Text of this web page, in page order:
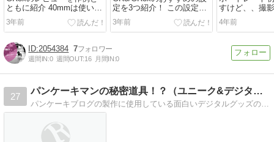
ともに紹介 40mmは使いに
くいシーンも多い
3年前
定を3つ紹介！ この設定こ
そGRの要！
3年前
すけど、、撮
みたい
4年前
2054384 7
週間IN:0 週間OUT:16 月間IN:0
27
パンケーキマンの秘密道具！？（ユニーク&デジタルグッズ）
パンケーキブログの製作に使用している面白いデジタルグッズの数々！Xperia,VAIO Z Canvas,人工芝,レンズスタイルカメラQX1etc